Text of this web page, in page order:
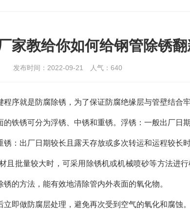
家教给你如何给钢管除锈
发布时间：2022-09-21 人气： 640
序就是防腐除锈，为了保证防腐绝缘层与管壁结合
锈可分为浮锈、中锈和重锈。浮锈：一般出厂日
：出厂日期较长且露天存放或多次转运和运程较长
且批量较大时，可采用除锈机或机械喷砂等方法进
的方法，能有效地清除管内外表面的氧化物。
做防腐层处理，避免再次受到空气的氧化和腐蚀。